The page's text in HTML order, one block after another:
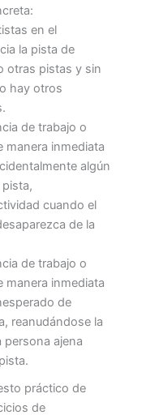
en el
la pista de
otras pistas y sin
hay otros
de trabajo o
manera inmediata
algún
cuando el
de la
de trabajo o
manera inmediata
de
reanudándose la
ajena
práctico de
de